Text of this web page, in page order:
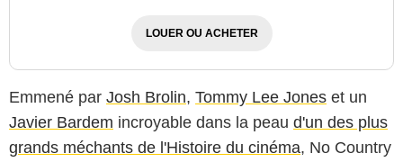
LOUER OU ACHETER
Emmené par Josh Brolin, Tommy Lee Jones et un
Javier Bardem incroyable dans la peau d'un des plus
grands méchants de l'Histoire du cinéma, No Country